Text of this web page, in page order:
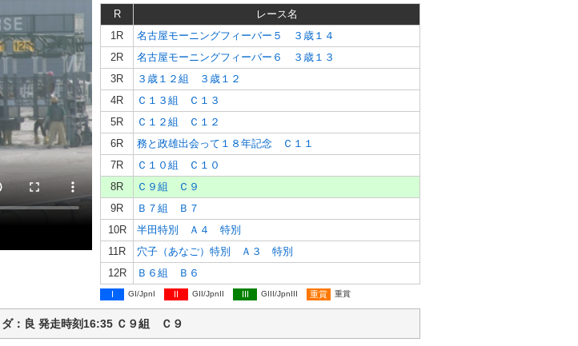
R
レース名
1R
名古屋モーニングフィーバー５ ３歳１４
2R
名古屋モーニングフィーバー６ ３歳１３
3R
３歳１２組 ３歳１２
4R
Ｃ１３組 Ｃ１３
5R
Ｃ１２組 Ｃ１２
6R
務と政雄出会って１８年記念 Ｃ１１
7R
Ｃ１０組 Ｃ１０
8R
Ｃ９組 Ｃ９
9R
Ｂ７組 Ｂ７
10R
半田特別 Ａ４ 特別
11R
穴子（あなご）特別 Ａ３ 特別
12R
Ｂ６組 Ｂ６
I GI/JpnI II GII/JpnII III GIII/JpnIII 重賞 重賞
ダ：良 発走時刻16:35 Ｃ９組 Ｃ９